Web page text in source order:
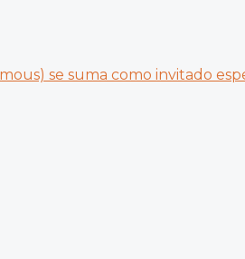
se suma como invitado